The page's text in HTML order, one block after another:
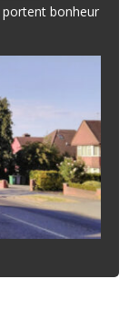
portent bonheur